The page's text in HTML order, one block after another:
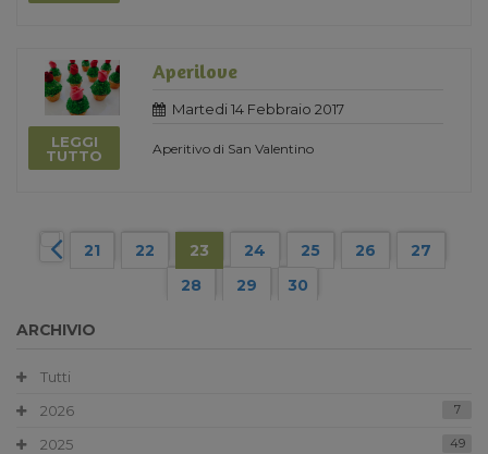
LEGGI
TUTTO
Aperilove
Martedi 14 Febbraio 2017
Aperitivo di San Valentino
21 22 23 24 25 26
27
28
29 30
ARCHIVIO
Tutti
2026
7
2025 49